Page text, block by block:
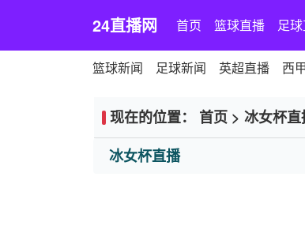
24直播网 首页 篮球直播 足
篮球新闻 足球新闻 英超直播 西
现在的位置： 首页 > 冰女杯直
冰女杯直播